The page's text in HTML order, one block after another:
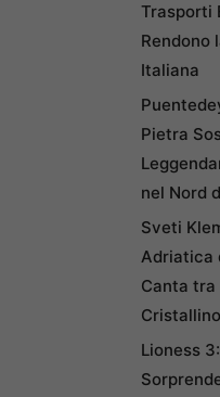
Trasporti
Rendono
Italiana
Pietra
nel Nord
Sveti
Adriatica
Canta tra
Cristallino
Lioness